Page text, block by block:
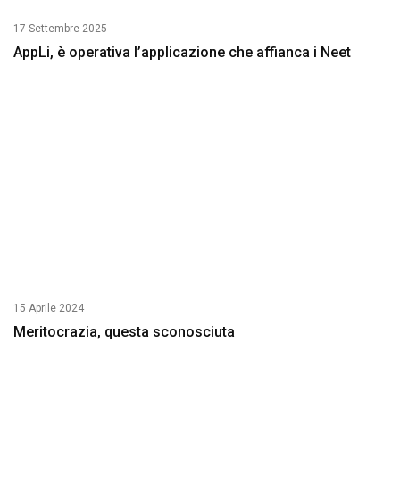
17 Settembre 2025
AppLi, è operativa l’applicazione che affianca i Neet
15 Aprile 2024
Meritocrazia, questa sconosciuta